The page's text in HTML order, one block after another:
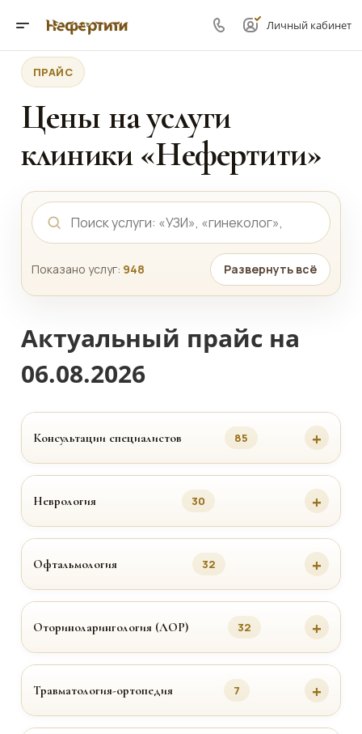
Личный кабинет
ПРАЙС
Цены на услуги
клиники «Нефертити»
Показано услуг: 948 Развернуть всё
Актуальный прайс на
06.08.2026
Консультации специалистов 85
Неврология 30
Офтальмология 32
Оториноларингология (ЛОР) 32
Травматология-ортопедия 7